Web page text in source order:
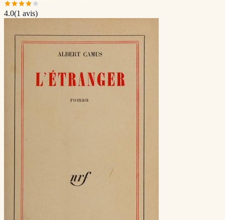
4.0(1 avis)